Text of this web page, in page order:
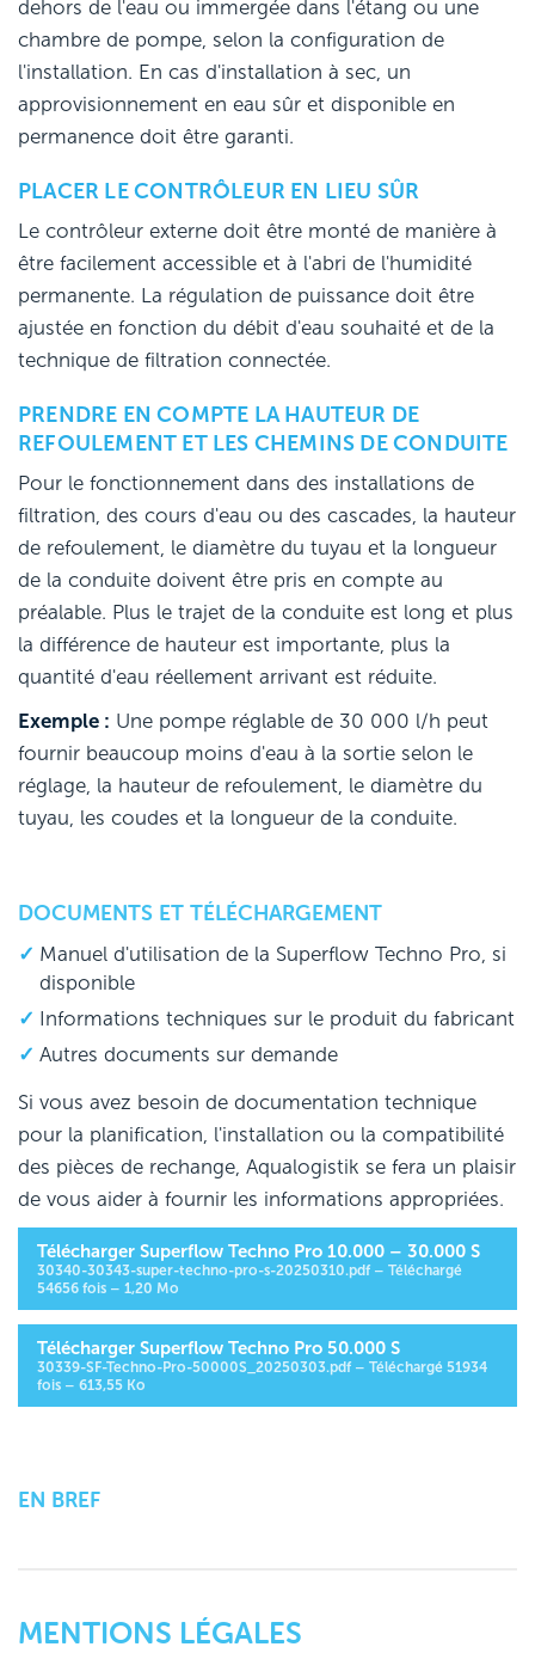
dehors de l'eau ou immergée dans l'étang ou une
chambre de pompe, selon la configuration de
l'installation. En cas d'installation à sec, un
approvisionnement en eau sûr et disponible en
permanence doit être garanti.
PLACER LE CONTRÔLEUR EN LIEU SÛR
Le contrôleur externe doit être monté de manière à
être facilement accessible et à l'abri de l'humidité
permanente. La régulation de puissance doit être
ajustée en fonction du débit d'eau souhaité et de la
technique de filtration connectée.
PRENDRE EN COMPTE LA HAUTEUR DE
REFOULEMENT ET LES CHEMINS DE CONDUITE
Pour le fonctionnement dans des installations de
filtration, des cours d'eau ou des cascades, la hauteur
de refoulement, le diamètre du tuyau et la longueur
de la conduite doivent être pris en compte au
préalable. Plus le trajet de la conduite est long et plus
la différence de hauteur est importante, plus la
quantité d'eau réellement arrivant est réduite.
Exemple : Une pompe réglable de 30 000 l/h peut
fournir beaucoup moins d'eau à la sortie selon le
réglage, la hauteur de refoulement, le diamètre du
tuyau, les coudes et la longueur de la conduite.
DOCUMENTS ET TÉLÉCHARGEMENT
Manuel d'utilisation de la Superflow Techno Pro, si
disponible
Informations techniques sur le produit du fabricant
Autres documents sur demande
Si vous avez besoin de documentation technique
pour la planification, l'installation ou la compatibilité
des pièces de rechange, Aqualogistik se fera un plaisir
de vous aider à fournir les informations appropriées.
Télécharger Superflow Techno Pro 10.000 – 30.000 S
30340-30343-super-techno-pro-s-20250310.pdf – Téléchargé
54656 fois – 1,20 Mo
Télécharger Superflow Techno Pro 50.000 S
30339-SF-Techno-Pro-50000S_20250303.pdf – Téléchargé 51934
fois – 613,55 Ko
EN BREF
MENTIONS LÉGALES